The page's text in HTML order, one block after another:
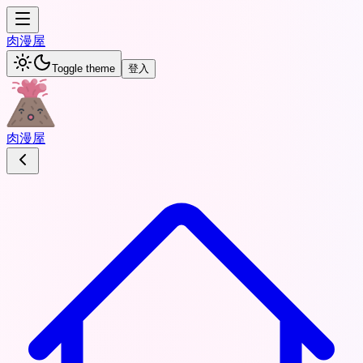
肉漫屋
Toggle theme 登入
肉漫屋